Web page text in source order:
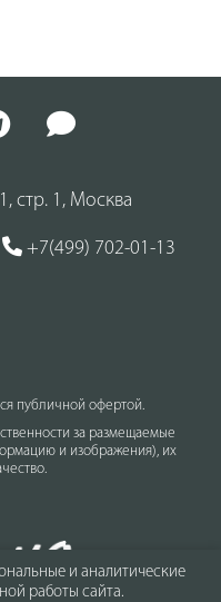
и аналитические
работы сайта.
стр. 1, Москва
+7(499) 702-01-13
публичной офертой.
за размещаемые
и изображения), их